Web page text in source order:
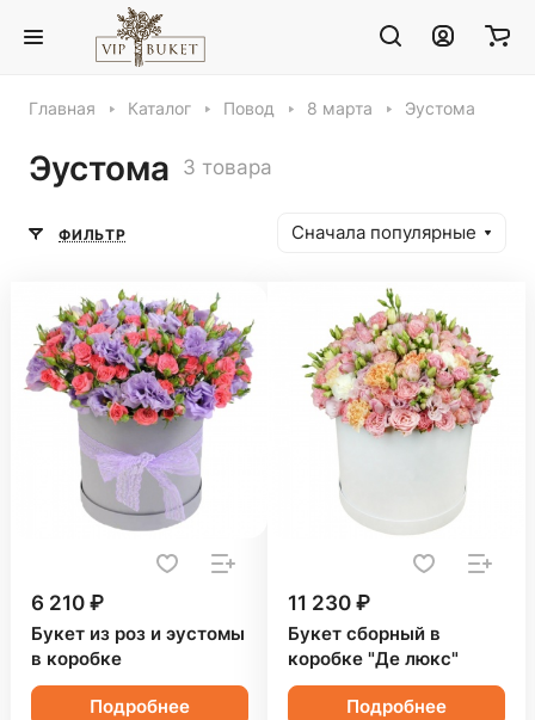
Главная Каталог Повод 8 марта Эустома
Эустома 3 товара
ФИЛЬТР Сначала популярные
6 210 ₽
Букет из роз и эустомы
в коробке
Подробнее
11 230 ₽
Букет сборный в
коробке "Де люкс"
Подробнее